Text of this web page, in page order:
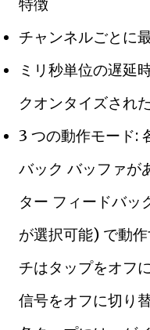
特徴
チャンネルごとに
ミリ秒単位の遅延
クオンタイズされ
3 つの動作モード:
バック バッファが
ター フィードバッ
が選択可能) で動
チはタップをオフ
信号をオフに切り